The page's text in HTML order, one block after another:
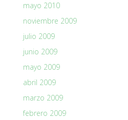
mayo 2010
noviembre 2009
julio 2009
junio 2009
mayo 2009
abril 2009
marzo 2009
febrero 2009